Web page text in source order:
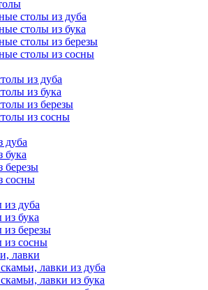
столы из дуба
столы из бука
столы из березы
столы из сосны
из дуба
из бука
из березы
из сосны
дуба
бука
березы
сосны
из дуба
из бука
из березы
из сосны
лавки
лавки из дуба
лавки из бука